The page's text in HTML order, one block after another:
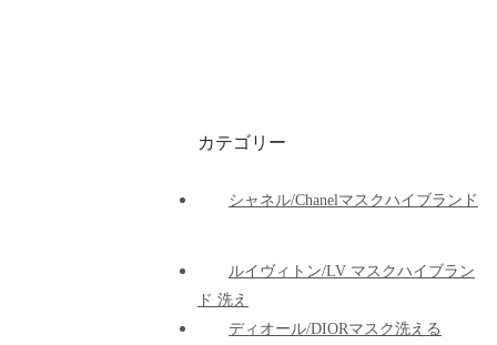
カテゴリー
シャネル/Chanelマスクハイブランド
ルイヴィトン/LV マスクハイブラン
ド 洗え
ディオール/DIORマスク洗える